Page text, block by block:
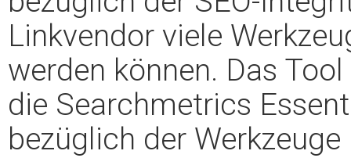
Linkvendor viele
werden können. Das
die Searchmetrics
bezüglich der